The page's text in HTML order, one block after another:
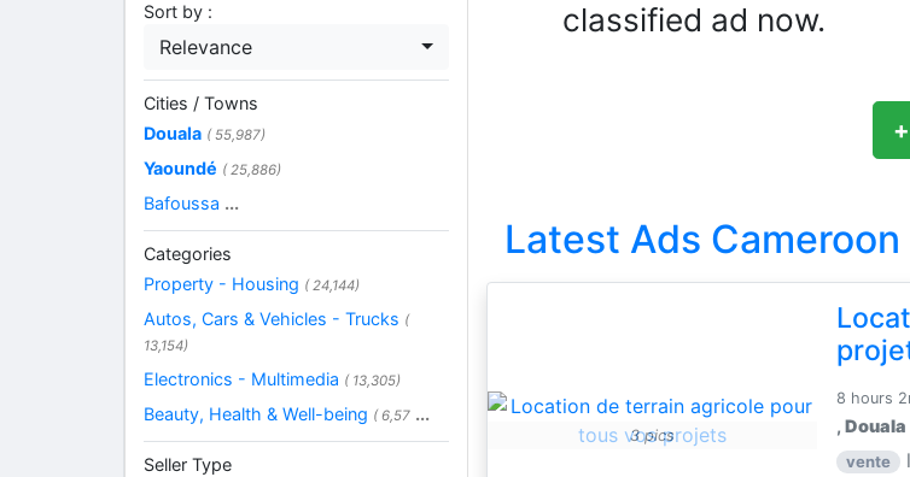
classified ad now.
+
Latest Ads Cameroon
3 pics
8 hours
,Douala
vente
Sort by :
Relevance
Cities / Towns
Douala ( 55,987)
Yaoundé ( 25,886)
Bafoussa ...
Categories
Property - Housing ( 24,144)
Autos, Cars & Vehicles - Trucks (
13,154)
Electronics - Multimedia ( 13,305)
Beauty, Health & Well-being ( 6,57 ...
Seller Type